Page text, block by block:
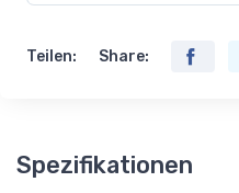
Teilen: Share:
Spezifikationen